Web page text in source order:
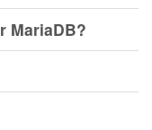
MariaDB?